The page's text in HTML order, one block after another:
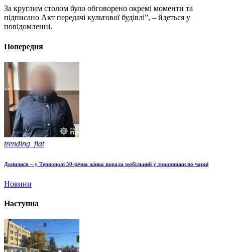
За круглим столом було обговорено окремі моменти та
підписано Акт передачі культової будівлі”, – йдеться у
повідомленні.
Попередня
trending_flat
Допилися – у Тернополі 50-річна жінка вкрала мобільний у товаришки по чарці
Новини
Наступна